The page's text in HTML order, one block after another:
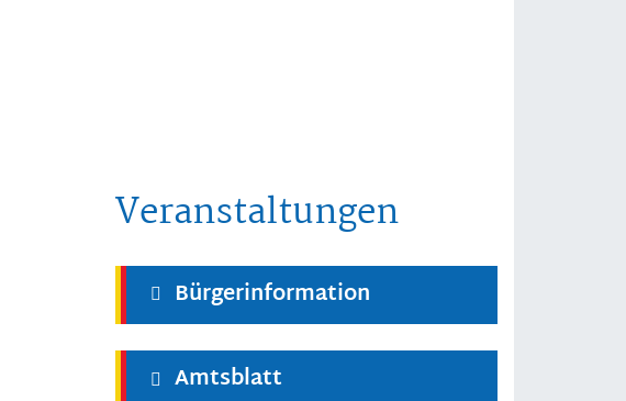
Veranstaltungen
Bürgerinformation
Amtsblatt